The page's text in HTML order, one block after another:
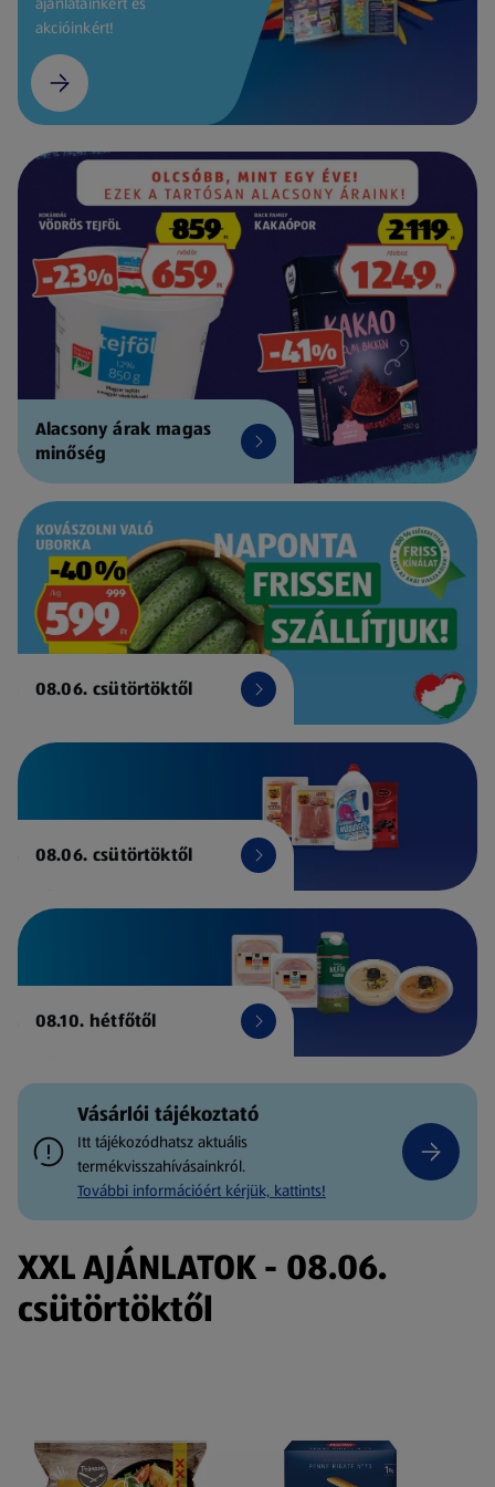
akcióinkért!
Alacsony árak magas
minőség
08.06. csütörtöktől
08.06. csütörtöktől
08.10. hétfőtől
Vásárlói tájékoztató
Itt tájékozódhatsz aktuális
termékvisszahívásainkról.
További információért kérjük, kattints!
XXL AJÁNLATOK - 08.06.
csütörtöktől